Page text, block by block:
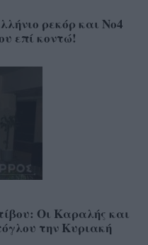
ρεκόρ και Νο4
επί κοντώ!
Οι Καραλής και
την Κυριακή